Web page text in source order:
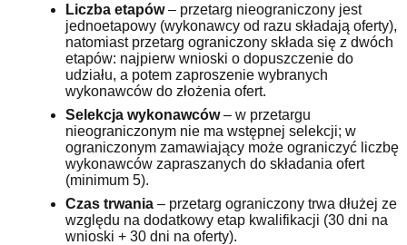
Liczba etapów– przetarg nieograniczony jest
jednoetapowy (wykonawcy od razu składają oferty),
natomiast przetarg ograniczony składa się z dwóch
etapów: najpierw wnioski o dopuszczenie do
udziału, a potem zaproszenie wybranych
wykonawców do złożenia ofert.
Selekcja wykonawców– w przetargu
nieograniczonym nie ma wstępnej selekcji; w
ograniczonym zamawiający może ograniczyć liczbę
wykonawców zapraszanych do składania ofert
(minimum 5).
Czas trwania – przetarg ograniczony trwa dłużej ze
względu na dodatkowy etap kwalifikacji (30 dni na
wnioski + 30 dni na oferty).